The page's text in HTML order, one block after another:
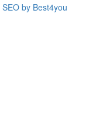
SEO by Best4you